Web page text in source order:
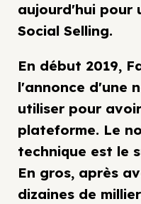
aujourd'hui pour
Social Selling.
En début 2019,
l'annonce d'une
utiliser pour
plateforme. Le
technique est le
En gros, après
dizaines de